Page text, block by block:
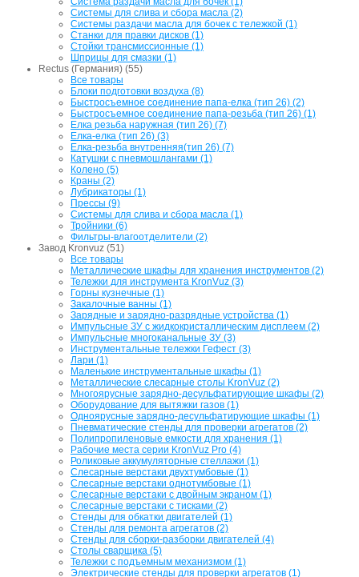
Системы для слива и сбора масла (2)
Системы раздачи масла для бочек с тележкой (1)
Станки для правки дисков (1)
Стойки трансмиссионные (1)
Шприцы для смазки (1)
Rectus (Германия) (55)
Все товары
Блоки подготовки воздуха (8)
Быстросъемное соединение папа-елка (тип 26) (2)
Быстросъемное соединение папа-резьба (тип 26) (1)
Елка резьба наружная (тип 26) (7)
Елка-елка (тип 26) (3)
Елка-резьба внутренняя(тип 26) (7)
Катушки с пневмошлангами (1)
Колено (5)
Краны (2)
Лубрикаторы (1)
Прессы (9)
Системы для слива и сбора масла (1)
Тройники (6)
Фильтры-влагоотделители (2)
Завод Kronvuz (51)
Все товары
Металлические шкафы для хранения инструментов (2)
Тележки для инструмента KronVuz (3)
Горны кузнечные (1)
Закалочные ванны (1)
Зарядные и зарядно-разрядные устройства (1)
Импульсные ЗУ с жидкокристаллическим дисплеем (2)
Импульсные многоканальные ЗУ (3)
Инструментальные тележки Гефест (3)
Лари (1)
Маленькие инструментальные шкафы (1)
Металлические слесарные столы KronVuz (2)
Многоярусные зарядно-десульфатирующие шкафы (2)
Оборудование для вытяжки газов (1)
Одноярусные зарядно-десульфатирующие шкафы (1)
Пневматические стенды для проверки агрегатов (2)
Полипропиленовые емкости для хранения (1)
Рабочие места серии KronVuz Pro (4)
Роликовые аккумуляторные стеллажи (1)
Слесарные верстаки двухтумбовые (1)
Слесарные верстаки однотумбовые (1)
Слесарные верстаки с двойным экраном (1)
Слесарные верстаки с тисками (2)
Стенды для обкатки двигателей (1)
Стенды для ремонта агрегатов (2)
Стенды для сборки-разборки двигателей (4)
Столы сварщика (5)
Тележки с подъемным механизмом (1)
Электрические стенды для проверки агрегатов (1)